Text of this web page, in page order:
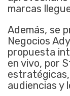
marcas
Además, se
Negocios
propuesta
en vivo, por
audiencias y